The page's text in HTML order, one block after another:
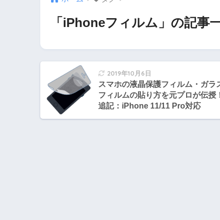
「iPhoneフィルム」の記事
2019年10月6日
スマホの液晶保護フィルム・ガラ
フィルムの貼り方を元プロが伝授
追記：iPhone 11/11 Pro対応